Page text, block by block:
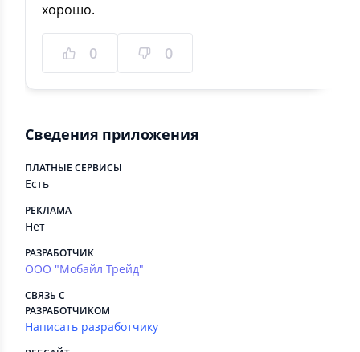
хорошо.
0 0
Сведения приложения
ПЛАТНЫЕ СЕРВИСЫ
Есть
РЕКЛАМА
Нет
РАЗРАБОТЧИК
ООО "Мобайл Трейд"
СВЯЗЬ С
РАЗРАБОТЧИКОМ
Написать разработчику